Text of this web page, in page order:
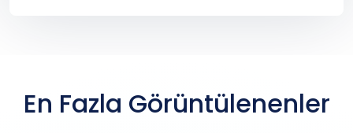
En Fazla Görüntülenenler